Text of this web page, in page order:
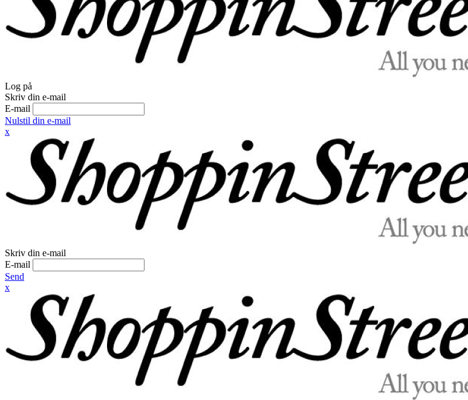
Log på
Skriv din e-mail
E-mail
Nulstil din e-mail
x
Skriv din e-mail
E-mail
Send
x